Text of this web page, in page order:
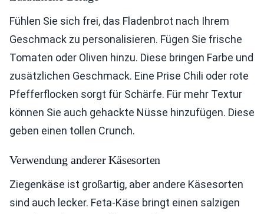
Fühlen Sie sich frei, das Fladenbrot nach Ihrem
Geschmack zu personalisieren. Fügen Sie frische
Tomaten oder Oliven hinzu. Diese bringen Farbe und
zusätzlichen Geschmack. Eine Prise Chili oder rote
Pfefferflocken sorgt für Schärfe. Für mehr Textur
können Sie auch gehackte Nüsse hinzufügen. Diese
geben einen tollen Crunch.
Verwendung anderer Käsesorten
Ziegenkäse ist großartig, aber andere Käsesorten
sind auch lecker. Feta-Käse bringt einen salzigen